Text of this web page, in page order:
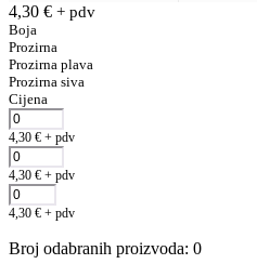
4,30 € + pdv
Boja
Prozirna
Prozirna plava
Prozirna siva
Cijena
4,30 € + pdv
4,30 € + pdv
4,30 € + pdv
Broj odabranih proizvoda: 0